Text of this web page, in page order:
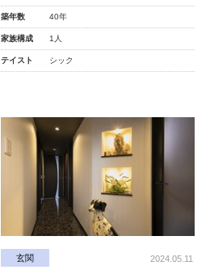
築年数 40年
家族構成 1人
テイスト シック
玄関 2024.05.11